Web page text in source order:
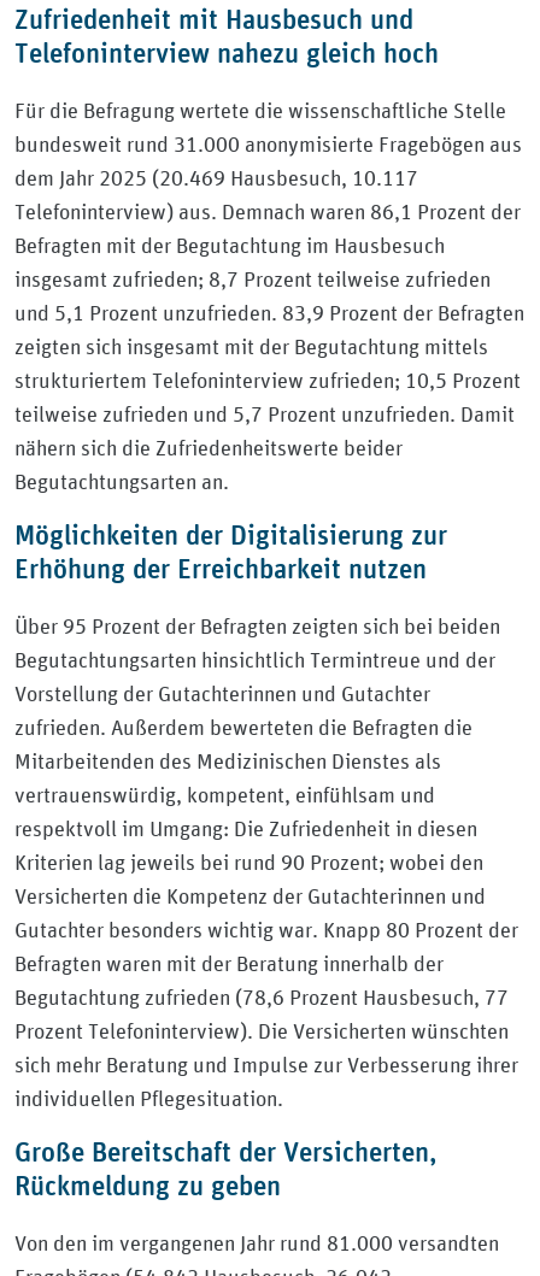
Zufriedenheit mit Hausbesuch und
Telefoninterview nahezu gleich hoch
Für die Befragung wertete die wissenschaftliche Stelle
bundesweit rund 31.000 anonymisierte Fragebögen aus
dem Jahr 2025 (20.469 Hausbesuch, 10.117
Telefoninterview) aus. Demnach waren 86,1 Prozent der
Befragten mit der Begutachtung im Hausbesuch
insgesamt zufrieden; 8,7 Prozent teilweise zufrieden
und 5,1 Prozent unzufrieden. 83,9 Prozent der Befragten
zeigten sich insgesamt mit der Begutachtung mittels
strukturiertem Telefoninterview zufrieden; 10,5 Prozent
teilweise zufrieden und 5,7 Prozent unzufrieden. Damit
nähern sich die Zufriedenheitswerte beider
Begutachtungsarten an.
Möglichkeiten der Digitalisierung zur
Erhöhung der Erreichbarkeit nutzen
Über 95 Prozent der Befragten zeigten sich bei beiden
Begutachtungsarten hinsichtlich Termintreue und der
Vorstellung der Gutachterinnen und Gutachter
zufrieden. Außerdem bewerteten die Befragten die
Mitarbeitenden des Medizinischen Dienstes als
vertrauenswürdig, kompetent, einfühlsam und
respektvoll im Umgang: Die Zufriedenheit in diesen
Kriterien lag jeweils bei rund 90 Prozent; wobei den
Versicherten die Kompetenz der Gutachterinnen und
Gutachter besonders wichtig war. Knapp 80 Prozent der
Befragten waren mit der Beratung innerhalb der
Begutachtung zufrieden (78,6 Prozent Hausbesuch, 77
Prozent Telefoninterview). Die Versicherten wünschten
sich mehr Beratung und Impulse zur Verbesserung ihrer
individuellen Pflegesituation.
Große Bereitschaft der Versicherten,
Rückmeldung zu geben
Von den im vergangenen Jahr rund 81.000 versandten